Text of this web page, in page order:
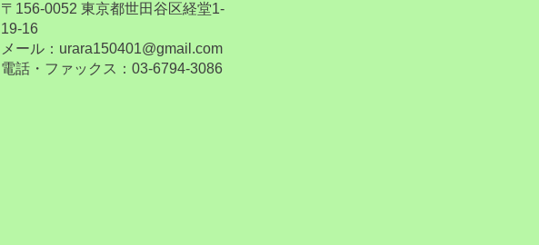
〒156-0052 東京都世田谷区経堂1-
19-16
メール：urara150401@gmail.com
電話・ファックス：03-6794-3086